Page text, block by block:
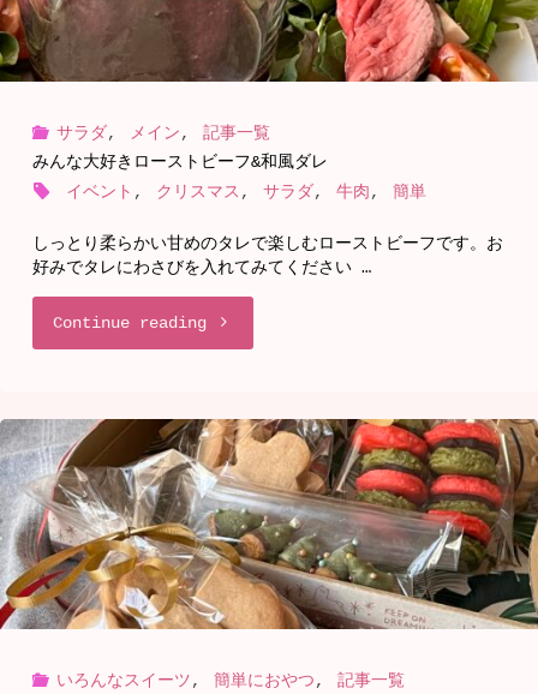
コ
レ
ー
ト
サラダ, メイン,
記事一覧
みんな大好きローストビーフ&和風ダレ
イベント , クリスマス , サラダ, 牛肉, 簡単
しっとり柔らかい甘めのタレで楽しむローストビーフです。お
好みでタレにわさびを入れてみてください …
Continue reading"み
な
大
好
き
ロ
ー
いろんなスイーツ, 簡単におやつ,
記事一覧